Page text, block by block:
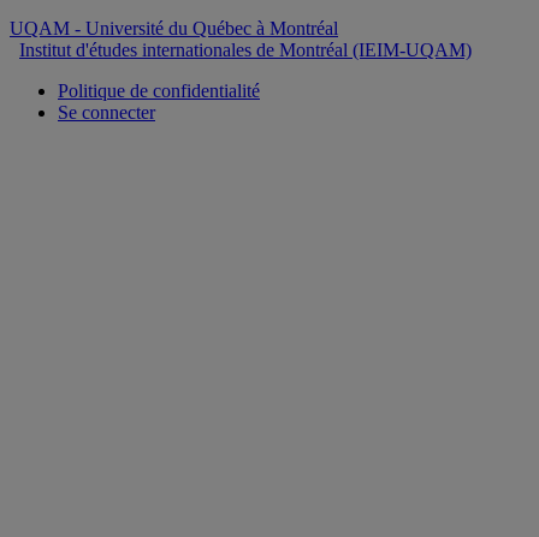
UQAM - Université du Québec à Montréal
Institut d'études internationales de Montréal (IEIM-UQAM)
Politique de confidentialité
Se connecter